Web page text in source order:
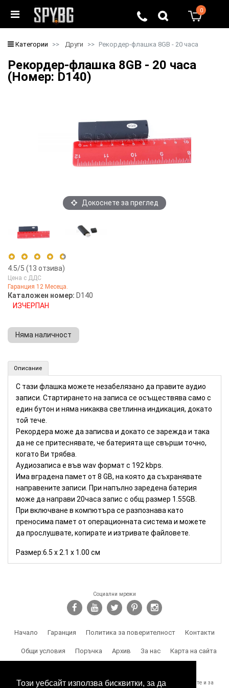
Този уебсайт използва бисквитки, за да
0
Категории Други Рекордер-флашка 8GB - 20 часа
Рекордер-флашка 8GB - 20 часа
(Номер: D140)
Докоснете за преглед
4.5/5 (13 отзива)
5 stars
4 stars
2 stars
Цена с ДДС
Гаранция 12 Месеца.
Каталожен номер: D140
ИЗЧЕРПАН
Няма наличност
Описание
С тази флашка можете незабелязано да правите аудио
записи. Стартирането на записа се осъществява само с
един бутон и няма никаква светлинна индикация, докато
той тече.
Рекордера може да записва и докато се зарежда и така
да не се притеснявате, че батерията ще свърши точно,
когато Ви трябва.
Аудиозаписа е във wav формат с 192 kbps.
Има вградена памет от 8 GB, на която да съхранявате
направените записи. При напълно заредена батерия
може да направи 20часа запис с общ размер 1.55GB.
При включване в компютъра се разпознава като
преносима памет от операционната система и можете
да прослушвате, копирате и изтривате файловете.
Размер:6.5 x 2.1 x 1.00 см
Социални мрежи
Начало Гаранция Политика за поверителност Контакти
Общи условия Поръчка Архив За нас Карта на сайта
SPY.BG Ви напомня, че носите отговорност за използването на продуктите и за